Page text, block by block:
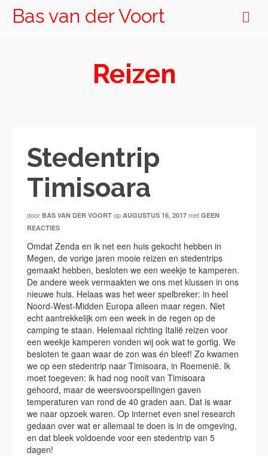
Bas van der Voort
Reizen
Stedentrip
Timisoara
door BAS VAN DER VOORT op AUGUSTUS 16, 2017 met GEEN
REACTIES
Omdat Zenda en ik net een huis gekocht hebben in
Megen, de vorige jaren mooie reizen en stedentrips
gemaakt hebben, besloten we een weekje te kamperen.
De andere week vermaakten we ons met klussen in ons
nieuwe huis. Helaas was het weer spelbreker: in heel
Noord-West-Midden Europa alleen maar regen. Niet
echt aantrekkelijk om een week in de regen op de
camping te staan. Helemaal richting Italië reizen voor
een weekje kamperen vonden wij ook wat te gortig. We
besloten te gaan waar de zon was én bleef! Zo kwamen
we op een stedentrip naar Timisoara, in Roemenië. Ik
moet toegeven: ik had nog nooit van Timisoara
gehoord, maar de weersvoorspellingen gaven
temperaturen van rond de 40 graden aan. Dat is waar
we naar opzoek waren. Op internet even snel research
gedaan over wat er allemaal te doen is in de omgeving,
en dat bleek voldoende voor een stedentrip van 5
dagen!